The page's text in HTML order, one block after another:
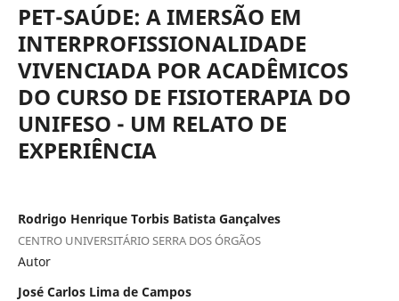
PET-SAÚDE: A IMERSÃO EM
INTERPROFISSIONALIDADE
VIVENCIADA POR ACADÊMICOS
DO CURSO DE FISIOTERAPIA DO
UNIFESO - UM RELATO DE
EXPERIÊNCIA
Rodrigo Henrique Torbis Batista Gançalves
CENTRO UNIVERSITÁRIO SERRA DOS ÓRGÃOS
Autor
José Carlos Lima de Campos